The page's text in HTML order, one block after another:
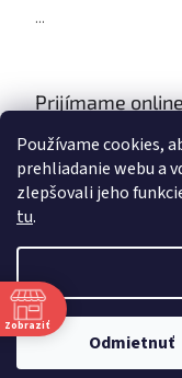
Používame cookies,
prehliadanie webu a
zlepšovali jeho
tu.
Odmietnuť
...
Prijímame
Copyright 2026
Zobraziť